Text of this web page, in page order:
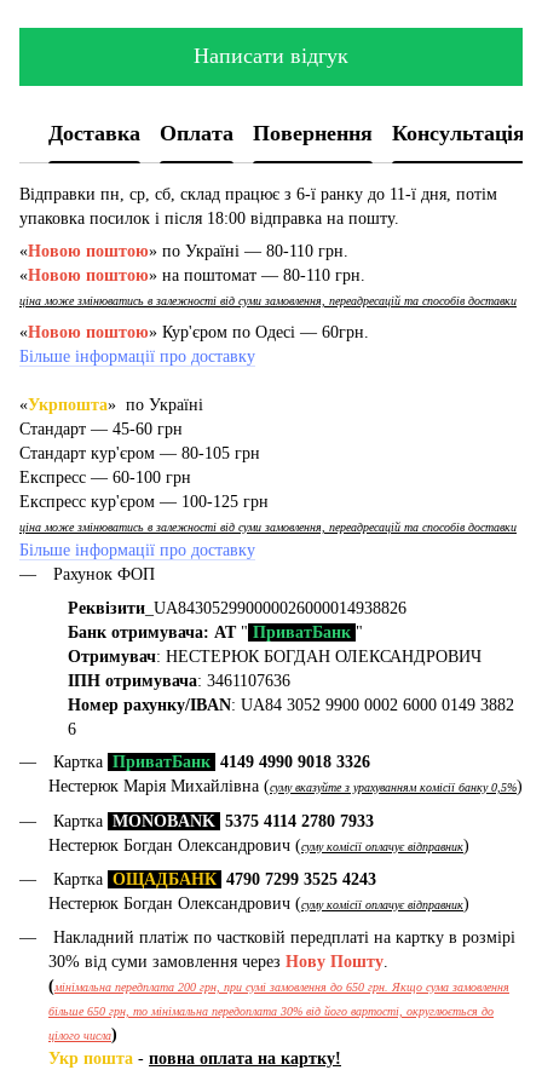
Написати відгук
Доставка Оплата Повернення Консультація
Відправки пн, ср, сб, склад працює з 6-ї ранку до 11-ї дня, потім
упаковка посилок і після 18:00 відправка на пошту.
«Новою поштою» по Україні — 80-110 грн.
«Новою поштою» на поштомат — 80-110 грн.
ціна може змінюватись в залежності від суми замовлення, переадресацій та способів доставки
«Новою поштою» Кур'єром по Одесі — 60грн.
Більше інформації про доставку
«Укрпошта» по Україні
Стандарт — 45-60 грн
Стандарт кур'єром — 80-105 грн
Експресс — 60-100 грн
Експресс кур'єром — 100-125 грн
ціна може змінюватись в залежності від суми замовлення, переадресацій та способів доставки
Більше інформації про доставку
Рахунок ФОП
Реквізити _UA843052990000026000014938826
Банк отримувача: АТ" ПриватБанк "
Отримувач: НЕСТЕРЮК БОГДАН ОЛЕКСАНДРОВИЧ
ІПН отримувача: 3461107636
Номер рахунку/IBAN: UA84 3052 9900 0002 6000 0149 3882
6
Картка ПриватБанк 4149 4990 9018 3326
Нестерюк Марія Михайлівна (суму вказуйте з урахуванням комісії банку 0,5%)
Картка MONOBANK 5375 4114 2780 7933
Нестерюк Богдан Олександрович (суму комісії оплачує відправник)
Картка ОЩАДБАНК 4790 7299 3525 4243
Нестерюк Богдан Олександрович (суму комісії оплачує відправник)
Накладний платіж по частковій передплаті на картку в розмірі
30% від суми замовлення через Нову Пошту.
(мінімальна передплата 200 грн, при сумі замовлення до 650 грн. Якщо сума замовлення
більше 650 грн, то мінімальна передоплата 30% від його вартості, округлюється до
цілого числа)
Укр пошта - повна оплата на картку!